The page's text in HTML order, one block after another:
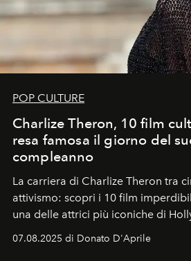
POP CULTURE
Charlize Theron, 10 film
resa famosa il giorno del
compleanno
La carriera di Charlize Theron tra
attivismo: scopri i 10 film
una delle attrici più iconiche di
07.08.2025 di Donato D'Aprile